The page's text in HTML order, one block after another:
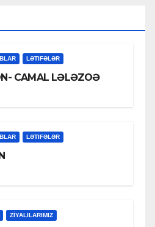
LƏTIFƏLƏR
CAMAL LƏLƏZOƏ
LƏTIFƏLƏR
ZİYALILARIMIZ